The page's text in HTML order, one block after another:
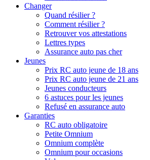
Changer
Quand résilier ?
Comment résilier ?
Retrouver vos attestations
Lettres types
Assurance auto pas cher
Jeunes
Prix RC auto jeune de 18 ans
Prix RC auto jeune de 21 ans
Jeunes conducteurs
6 astuces pour les jeunes
Refusé en assurance auto
Garanties
RC auto obligatoire
Petite Omnium
Omnium complète
Omnium pour occasions